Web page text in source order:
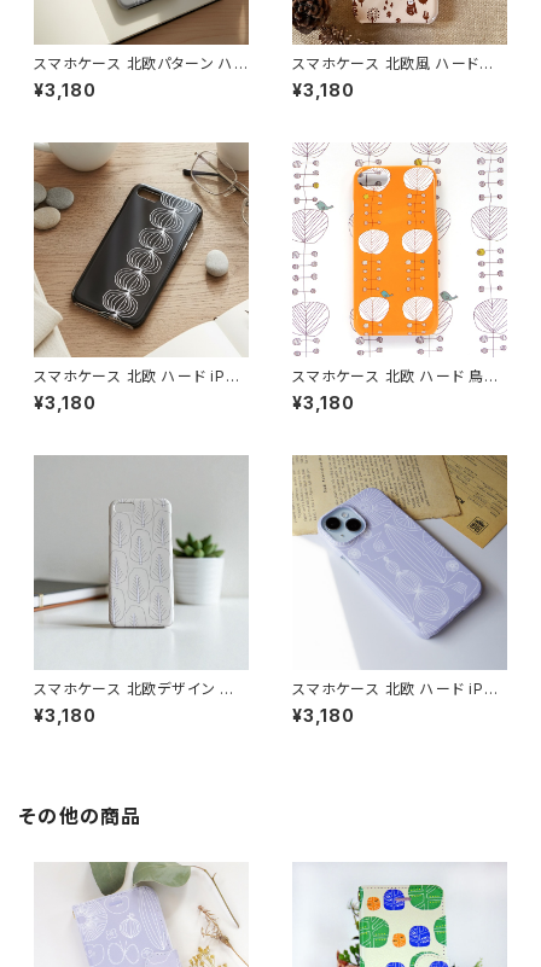
スマホケース 北欧パターン ハ
ードケース iPhone17/galaxy/
Googlepixel/Xperia ニュア
レイ】 hardcase
¥3,180
スマホケース 北欧風 ハードケ
ース iPhone17/galaxy/Goog
lepixel/Xperia 動物 フクロウ
¥3,180
スマホケース 北欧 ハード iPho
ne17/16/15/ モノトーン シンプ
ル ギフト おしゃれ【玉ねぎ】 har
¥3,180
スマホケース 北欧 ハード 鳥柄
iPhone17/16/Pixel/Galaxy
大人可愛い【オレンジの木と鳥】
¥3,180
スマホケース 北欧デザイン ハ
ードケース iPhone17/galaxy/
Googlepixel/Xperia シンプ
¥3,180
スマホケース 北欧 ハード iPho
ne17/16/15/galaxy/pixel グ
レーニュアンスカラー 鳥 花柄
¥3,180
その他の商品